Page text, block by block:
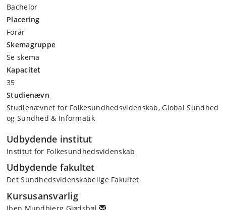
Bachelor
Placering
Forår
Skemagruppe
Se skema
Kapacitet
35
Studienævn
Studienævnet for Folkesundhedsvidenskab, Global Sundhed
og Sundhed & Informatik
Udbydende institut
Institut for Folkesundhedsvidenskab
Udbydende fakultet
Det Sundhedsvidenskabelige Fakultet
Kursusansvarlig
Iben Mundbjerg Gjødsbøl